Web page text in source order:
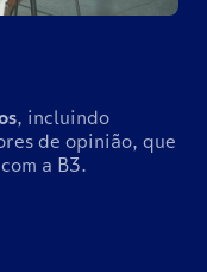
, incluindo
de opinião, que
a B3.